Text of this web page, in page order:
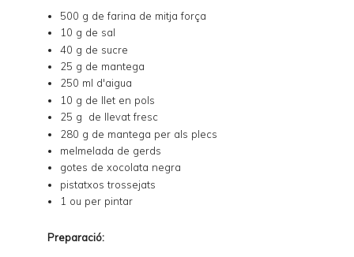
500 g de farina de mitja força
10 g de sal
40 g de sucre
25 g de mantega
250 ml d'aigua
10 g de llet en pols
25 g de llevat fresc
280 g de mantega per als plecs
melmelada de gerds
gotes de xocolata negra
pistatxos trossejats
1 ou per pintar
Preparació: